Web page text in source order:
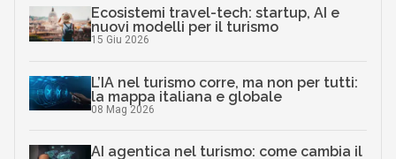
Ecosistemi travel-tech: startup, AI e
nuovi modelli per il turismo
15 Giu 2026
L’IA nel turismo corre, ma non per tutti:
la mappa italiana e globale
08 Mag 2026
AI agentica nel turismo: come cambia il